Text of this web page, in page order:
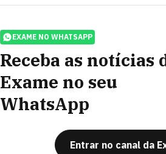
EXAME NO WHATSAPP
Receba as notícias
Exame no seu
WhatsApp
Entrar no canal da